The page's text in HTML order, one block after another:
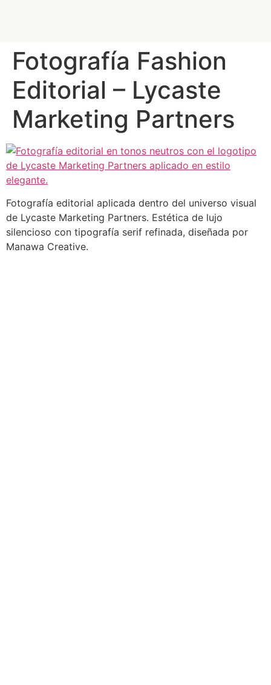
Fotografía Fashion
Editorial – Lycaste
Marketing Partners
Fotografía editorial aplicada dentro del universo visual
de Lycaste Marketing Partners. Estética de lujo
silencioso con tipografía serif refinada, diseñada por
Manawa Creative.